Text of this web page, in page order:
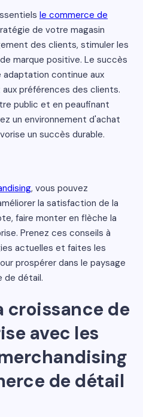
le commerce de
de votre magasin
des clients, stimuler les
marque positive. Le succès
adaptation continue aux
préférences des clients.
public et en peaufinant
un environnement d'achat
un succès durable.
, vous pouvez
la satisfaction de la
faire monter en flèche la
Prenez ces conseils à
actuelles et faites les
prospérer dans le paysage
de détail.
croissance de
avec les
de détail